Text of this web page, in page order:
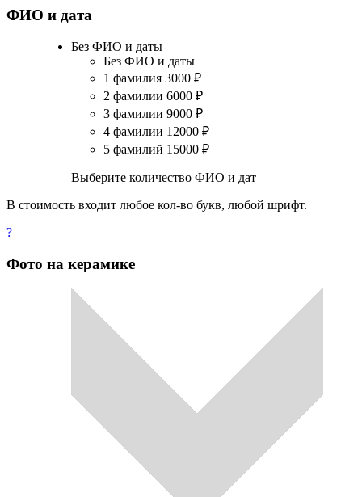
ФИО и дата
Без ФИО и даты
Без ФИО и даты
1 фамилия 3000 ₽
2 фамилии 6000 ₽
3 фамилии 9000 ₽
4 фамилии 12000 ₽
5 фамилий 15000 ₽
Выберите количество ФИО и дат
В стоимость входит любое кол-во букв, любой шрифт.
?
Фото на керамике